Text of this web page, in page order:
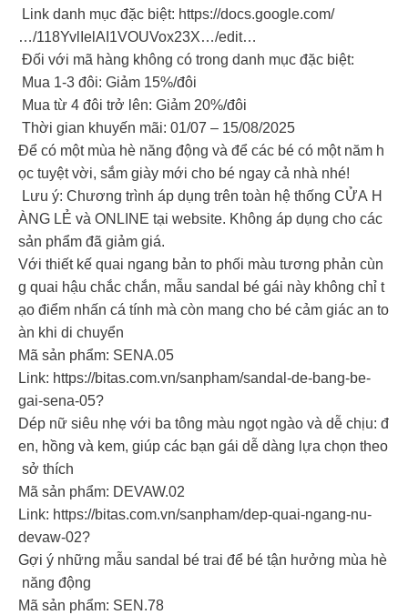
Link danh mục đặc biệt: https://docs.google.com/
…/118YvlIelAI1VOUVox23X…/edit…
Đối với mã hàng không có trong danh mục đặc biệt:
Mua 1-3 đôi: Giảm 15%/đôi
Mua từ 4 đôi trở lên: Giảm 20%/đôi
Thời gian khuyến mãi: 01/07 – 15/08/2025
Để có một mùa hè năng động và để các bé có một năm h
ọc tuyệt vời, sắm giày mới cho bé ngay cả nhà nhé!
Lưu ý: Chương trình áp dụng trên toàn hệ thống CỬA H
ÀNG LẺ và ONLINE tại website. Không áp dụng cho các
sản phẩm đã giảm giá.
Với thiết kế quai ngang bản to phối màu tương phản cùn
g quai hậu chắc chắn, mẫu sandal bé gái này không chỉ t
ạo điểm nhấn cá tính mà còn mang cho bé cảm giác an to
àn khi di chuyển
Mã sản phẩm: SENA.05
Link: https://bitas.com.vn/sanpham/sandal-de-bang-be-
gai-sena-05?
Dép nữ siêu nhẹ với ba tông màu ngọt ngào và dễ chịu: đ
en, hồng và kem, giúp các bạn gái dễ dàng lựa chọn theo
sở thích
Mã sản phẩm: DEVAW.02
Link: https://bitas.com.vn/sanpham/dep-quai-ngang-nu-
devaw-02?
Gợi ý những mẫu sandal bé trai để bé tận hưởng mùa hè
năng động
Mã sản phẩm: SEN.78